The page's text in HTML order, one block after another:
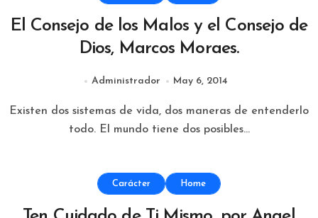
El Consejo de los Malos y el Consejo de
Dios, Marcos Moraes.
Administrador May 6, 2014
Existen dos sistemas de vida, dos maneras de entenderlo
todo. El mundo tiene dos posibles...
Carácter Home